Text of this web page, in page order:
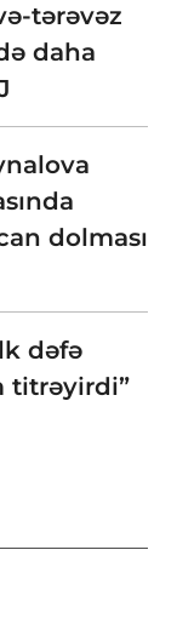
tərəvəz
daha
dolması
dəfə
titrəyirdi”